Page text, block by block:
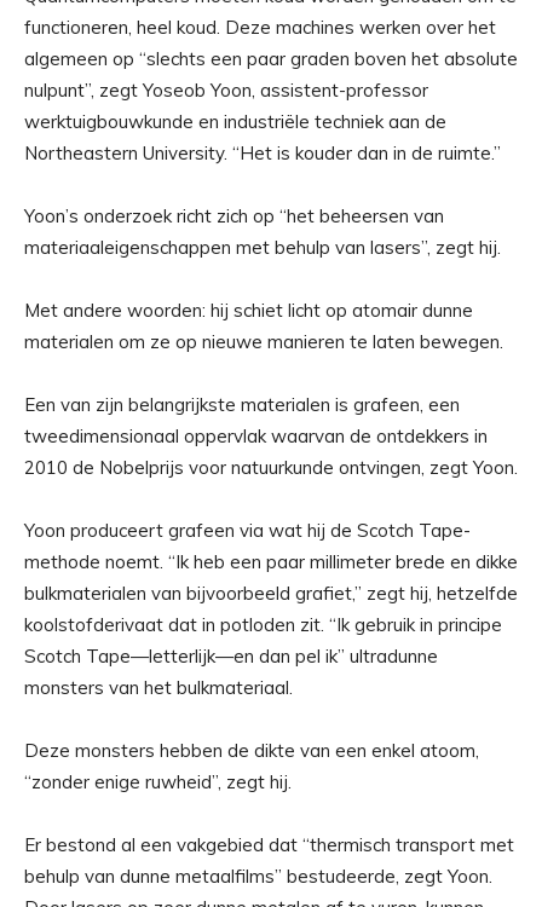
functioneren, heel koud. Deze machines werken over het
algemeen op “slechts een paar graden boven het absolute
nulpunt”, zegt Yoseob Yoon, assistent-professor
werktuigbouwkunde en industriële techniek aan de
Northeastern University. “Het is kouder dan in de ruimte.”
Yoon’s onderzoek richt zich op “het beheersen van
materiaaleigenschappen met behulp van lasers”, zegt hij.
Met andere woorden: hij schiet licht op atomair dunne
materialen om ze op nieuwe manieren te laten bewegen.
Een van zijn belangrijkste materialen is grafeen, een
tweedimensionaal oppervlak waarvan de ontdekkers in
2010 de Nobelprijs voor natuurkunde ontvingen, zegt Yoon.
Yoon produceert grafeen via wat hij de Scotch Tape-
methode noemt. “Ik heb een paar millimeter brede en dikke
bulkmaterialen van bijvoorbeeld grafiet,” zegt hij, hetzelfde
koolstofderivaat dat in potloden zit. “Ik gebruik in principe
Scotch Tape—letterlijk—en dan pel ik” ultradunne
monsters van het bulkmateriaal.
Deze monsters hebben de dikte van een enkel atoom,
“zonder enige ruwheid”, zegt hij.
Er bestond al een vakgebied dat “thermisch transport met
behulp van dunne metaalfilms” bestudeerde, zegt Yoon.